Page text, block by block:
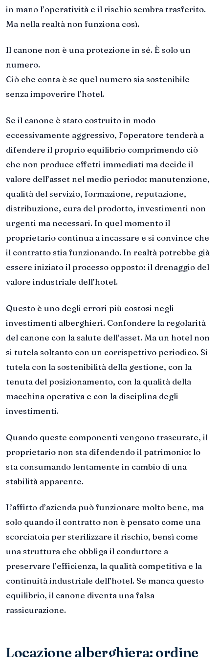
in mano l’operatività e il rischio sembra trasferito.
Ma nella realtà non funziona così.
Il canone non è una protezione in sé. È solo un
numero.
Ciò che conta è se quel numero sia sostenibile
senza impoverire l’hotel.
Se il canone è stato costruito in modo
eccessivamente aggressivo, l’operatore tenderà a
difendere il proprio equilibrio comprimendo ciò
che non produce effetti immediati ma decide il
valore dell’asset nel medio periodo: manutenzione,
qualità del servizio, formazione, reputazione,
distribuzione, cura del prodotto, investimenti non
urgenti ma necessari. In quel momento il
proprietario continua a incassare e si convince che
il contratto stia funzionando. In realtà potrebbe già
essere iniziato il processo opposto: il drenaggio del
valore industriale dell’hotel.
Questo è uno degli errori più costosi negli
investimenti alberghieri. Confondere la regolarità
del canone con la salute dell’asset. Ma un hotel non
si tutela soltanto con un corrispettivo periodico. Si
tutela con la sostenibilità della gestione, con la
tenuta del posizionamento, con la qualità della
macchina operativa e con la disciplina degli
investimenti.
Quando queste componenti vengono trascurate, il
proprietario non sta difendendo il patrimonio: lo
sta consumando lentamente in cambio di una
stabilità apparente.
L’affitto d’azienda può funzionare molto bene, ma
solo quando il contratto non è pensato come una
scorciatoia per sterilizzare il rischio, bensì come
una struttura che obbliga il conduttore a
preservare l’efficienza, la qualità competitiva e la
continuità industriale dell’hotel. Se manca questo
equilibrio, il canone diventa una falsa
rassicurazione.
Locazione alberghiera: ordine